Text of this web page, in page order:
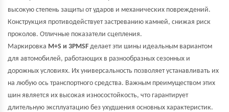
высокую степень защиты от ударов и механических повреждений.
Конструкция противодействует застреванию камней, снижая риск
проколов. Отличные показатели сцепления.
Маркировка M+S и 3PMSF делает эти шины идеальным вариантом
для автомобилей, работающих в разнообразных сезонных и
дорожных условиях. Их универсальность позволяет устанавливать их
на любую ось транспортного средства. Важным преимуществом этих
шин является их высокая износостойкость, что гарантирует
длительную эксплуатацию без ухудшения основных характеристик.